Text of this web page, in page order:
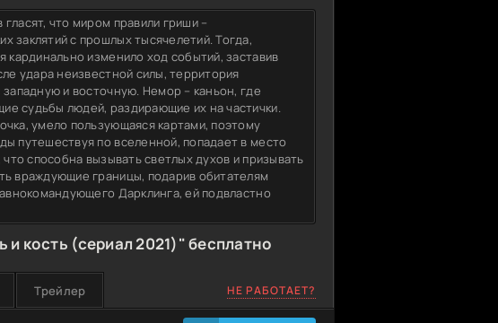
что миром правили гриши –
заклятий с прошлых тысячелетий. Тогда,
кардинально изменило ход событий, заставив
удара неизвестной силы, территория
и восточную. Немор – каньон, где
судьбы людей, раздирающие их на частички.
умело пользующаяся картами, поэтому
путешествуя по вселенной, попадает в место
способна вызывать светлых духов и призывать
враждующие границы, подарив обитателям
Дарклинга, ей подвластно
кость (сериал 2021)" бесплатно
Трейлер НЕ РАБОТАЕТ?